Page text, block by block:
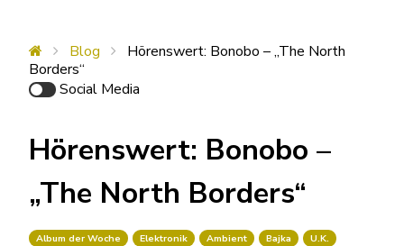
Blog
Hörenswert: Bonobo – „The North
Borders“
Social Media
Hörenswert: Bonobo –
„The North Borders“
Album der Woche Elektronik Ambient Bajka U.K.